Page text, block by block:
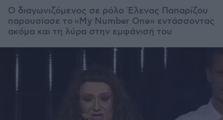
Ο διαγωνιζόμενος σε ρόλο Έλενας Παπαρίζου
παρουσίασε το «My Number One» εντάσσοντας
ακόμα και τη λύρα στην εμφάνισή του